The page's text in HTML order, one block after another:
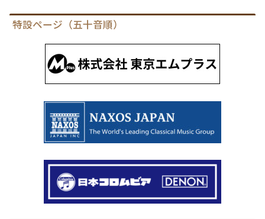
特設ページ（五十音順）